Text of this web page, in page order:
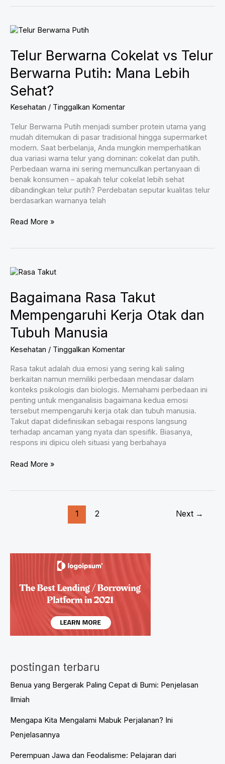
Apa
Terjadi
Kita
Beristirahat?
Telur Berwarna Cokelat vs Telur
Berwarna Putih: Mana Lebih
Sehat?
Kesehatan / Tinggalkan Komentar
Telur Berwarna Putih menjadi sumber protein utama yang
mudah ditemukan di pasar tradisional hingga supermarket
modern. Saat berbelanja, Anda mungkin memperhatikan
dua variasi warna telur yang dominan: cokelat dan putih.
Perbedaan warna ini sering memunculkan pertanyaan di
benak konsumen – apakah telur cokelat lebih sehat
dibandingkan telur putih? Perdebatan seputar kualitas telur
berdasarkan warnanya telah
Telur
Berwarna
Mana
Lebih
Sehat?
Read More »
Bagaimana Rasa Takut
Mempengaruhi Kerja Otak dan
Tubuh Manusia
Kesehatan / Tinggalkan Komentar
Rasa takut adalah dua emosi yang sering kali saling
berkaitan namun memiliki perbedaan mendasar dalam
konteks psikologis dan biologis. Memahami perbedaan ini
penting untuk menganalisis bagaimana kedua emosi
tersebut mempengaruhi kerja otak dan tubuh manusia.
Takut dapat didefinisikan sebagai respons langsung
terhadap ancaman yang nyata dan spesifik. Biasanya,
respons ini dipicu oleh situasi yang berbahaya
Bagaimana
Read More »
1 2 Next →
postingan terbaru
Benua yang Bergerak Paling Cepat di Bumi: Penjelasan
Ilmiah
Mengapa Kita Mengalami Mabuk Perjalanan? Ini
Penjelasannya
Perempuan Jawa dan Feodalisme: Pelajaran dari